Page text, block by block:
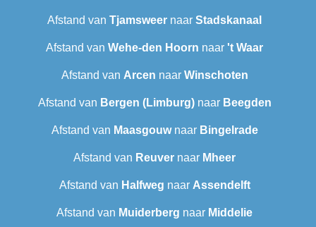
Afstand van Tjamsweer naar Stadskanaal
Afstand van Wehe-den Hoorn naar 't Waar
Afstand van Arcen naar Winschoten
Afstand van Bergen (Limburg)naar Beegden
Afstand van Maasgouwnaar Bingelrade
Afstand van Reuver naar Mheer
Afstand van Halfweg naar Assendelft
Afstand van Muiderberg naar Middelie